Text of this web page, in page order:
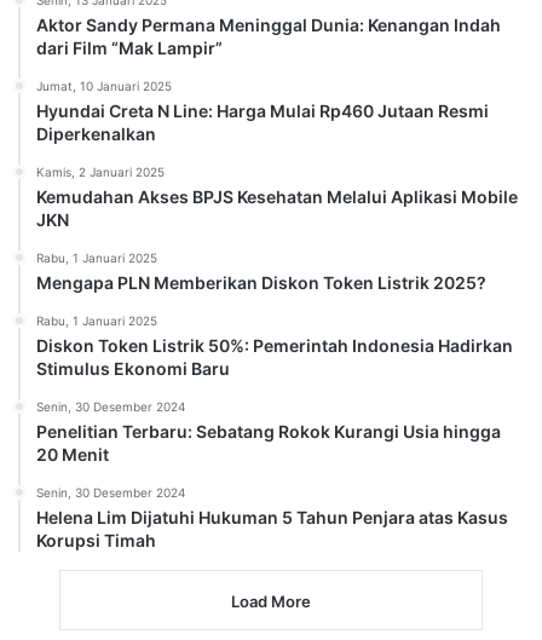
Aktor Sandy Permana Meninggal Dunia: Kenangan Indah
dari Film “Mak Lampir”
Jumat, 10 Januari 2025
Hyundai Creta N Line: Harga Mulai Rp460 Jutaan Resmi
Diperkenalkan
Kamis, 2 Januari 2025
Kemudahan Akses BPJS Kesehatan Melalui Aplikasi Mobile
JKN
Rabu, 1 Januari 2025
Mengapa PLN Memberikan Diskon Token Listrik 2025?
Rabu, 1 Januari 2025
Diskon Token Listrik 50%: Pemerintah Indonesia Hadirkan
Stimulus Ekonomi Baru
Senin, 30 Desember 2024
Penelitian Terbaru: Sebatang Rokok Kurangi Usia hingga
20 Menit
Senin, 30 Desember 2024
Helena Lim Dijatuhi Hukuman 5 Tahun Penjara atas Kasus
Korupsi Timah
Load More